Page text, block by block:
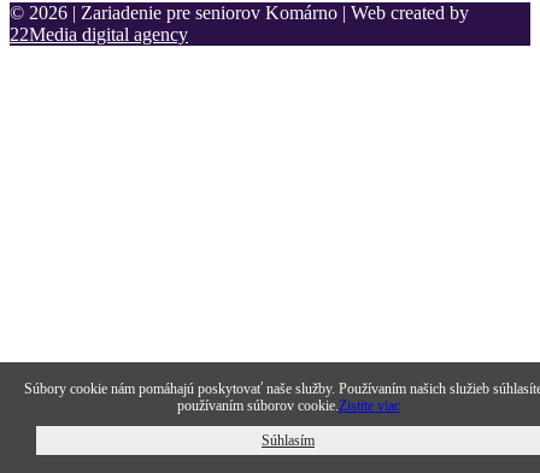
© 2026 | Zariadenie pre seniorov Komárno | Web created by
22Media digital agency
Súbory cookie nám pomáhajú poskytovať naše služby. Používaním našich služieb
používaním súborov cookie.Zistite viac
Súhlasím